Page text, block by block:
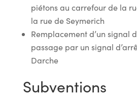
piétons au carrefour de la
la rue de Seymerich
Remplacement d’un signal
passage par un signal
Darche
Subventions